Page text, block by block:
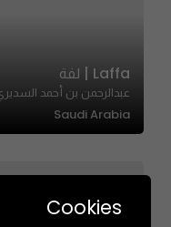
Laffa | لفة
Saudi Arabia
Cookies